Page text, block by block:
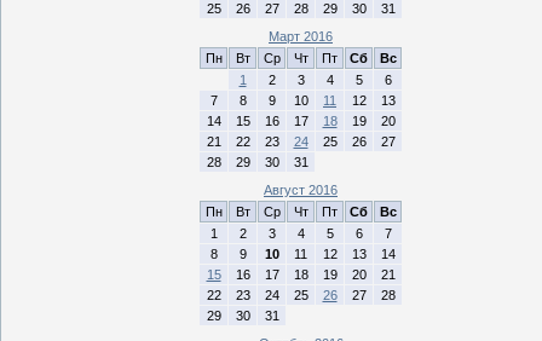
25
26 27 28 29 30
31
Март 2016
Пн
Вт Ср Чт Пт Сб
Вс
1
2 3 4 5
6
7
8 9 10 11 12
13
14
15 16 17 18 19
20
21
22 23 24 25 26
27
28
29 30
31
Август 2016
Пн
Вт Ср Чт Пт Сб
Вс
1
2 3 4 5 6
7
8
9 10 11 12 13
14
15
16 17 18 19 20
21
22
23 24 25 26 27
28
29
30
31